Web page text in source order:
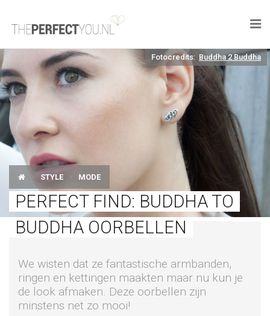

KNAPLEKKER
FOOD
SPORT
DROOM HOME
STYLE
BUSINESS
WELL TRAVELED
Fotocredits: Buddha 2 Buddha
STYLE MODE
PERFECT FIND: BUDDHA TO
BUDDHA OORBELLEN
We wisten dat ze fantastische armbanden,
ringen en kettingen maakten maar nu kun je
de look afmaken. Deze oorbellen zijn
minstens net zo mooi!